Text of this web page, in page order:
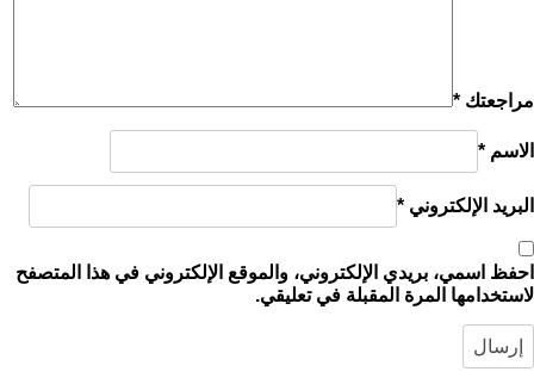
مراجعتك *
الاسم *
البريد الإلكتروني *
احفظ اسمي، بريدي الإلكتروني، والموقع الإلكتروني في هذا المتصفح
لاستخدامها المرة المقبلة في تعليقي.